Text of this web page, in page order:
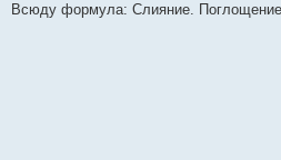
Всюду формула: Слияние.